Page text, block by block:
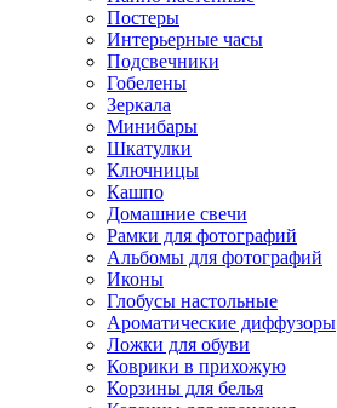
Постеры
Интерьерные часы
Подсвечники
Гобелены
Зеркала
Минибары
Шкатулки
Ключницы
Кашпо
Домашние свечи
Рамки для фотографий
Альбомы для фотографий
Иконы
Глобусы настольные
Ароматические диффузоры
Ложки для обуви
Коврики в прихожую
Корзины для белья